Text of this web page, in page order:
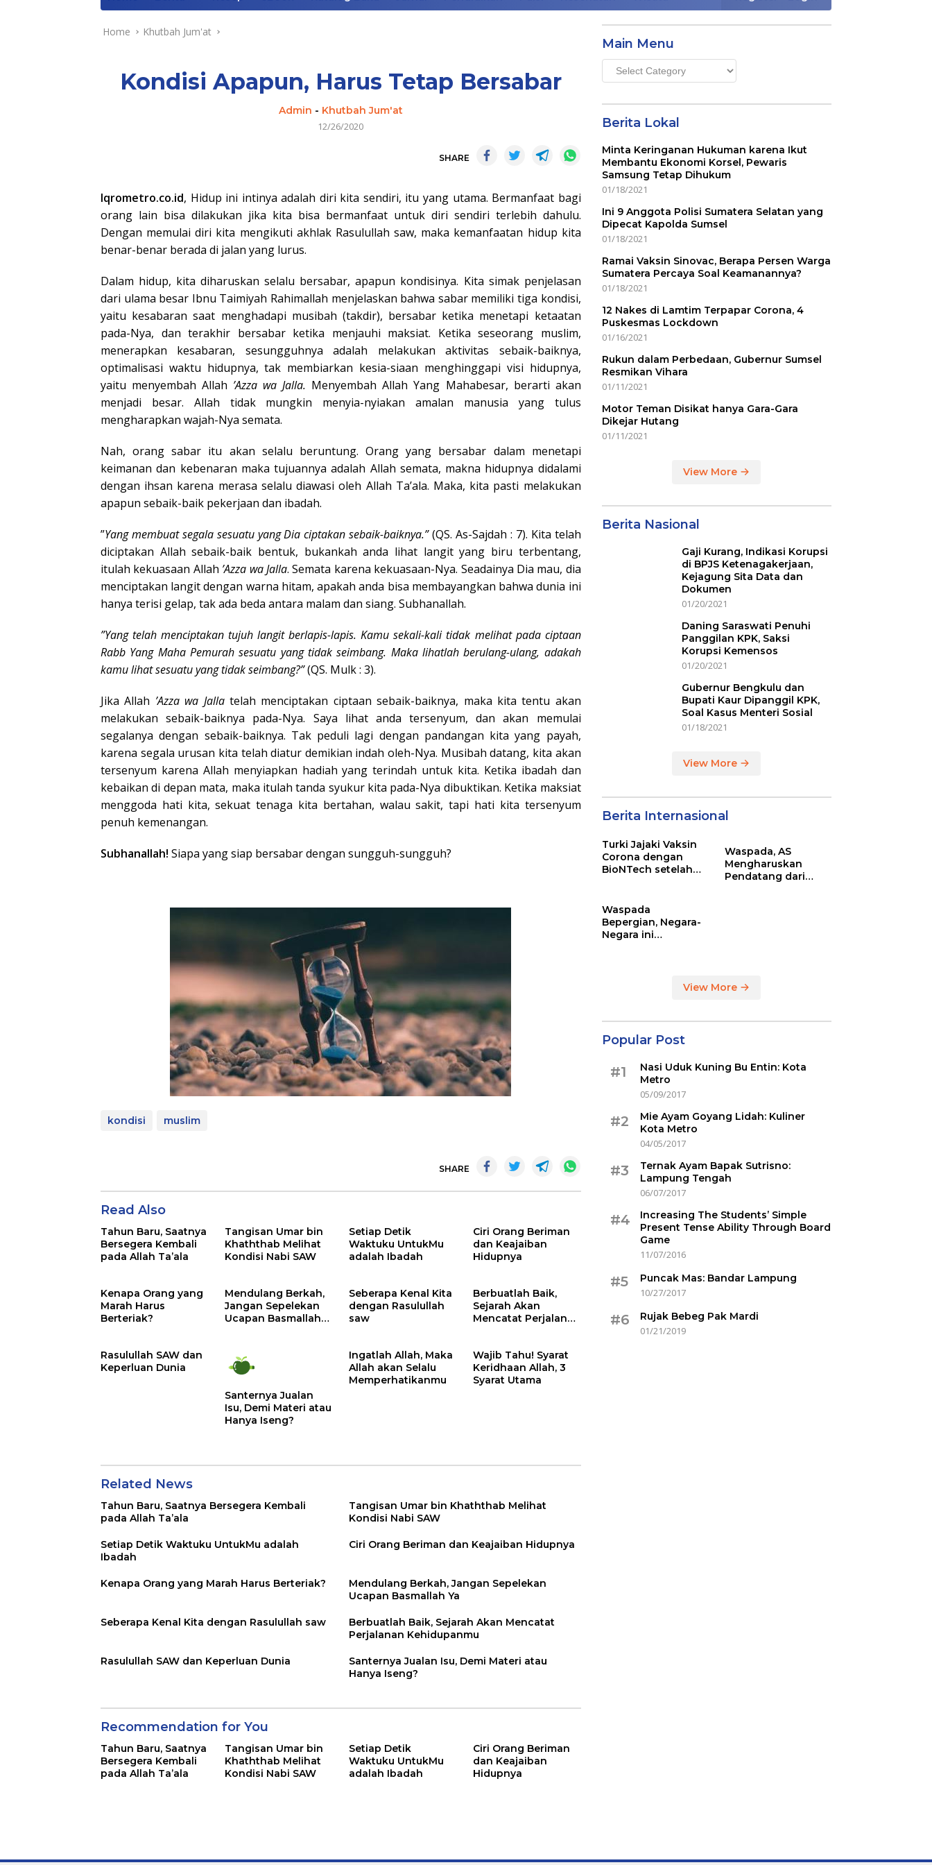
Home Khutbah Jum'at
Kondisi Apapun, Harus Tetap Bersabar
Admin - Khutbah Jum'at
12/26/2020
SHARE
Iqrometro.co.id, Hidup ini intinya adalah diri kita sendiri, itu yang utama. Bermanfaat bagi
orang lain bisa dilakukan jika kita bisa bermanfaat untuk diri sendiri terlebih dahulu.
Dengan memulai diri kita mengikuti akhlak Rasulullah saw, maka kemanfaatan hidup kita
benar-benar berada di jalan yang lurus.
Dalam hidup, kita diharuskan selalu bersabar, apapun kondisinya. Kita simak penjelasan
dari ulama besar Ibnu Taimiyah Rahimallah menjelaskan bahwa sabar memiliki tiga kondisi,
yaitu kesabaran saat menghadapi musibah (takdir), bersabar ketika menetapi ketaatan
pada-Nya, dan terakhir bersabar ketika menjauhi maksiat. Ketika seseorang muslim,
menerapkan kesabaran, sesungguhnya adalah melakukan aktivitas sebaik-baiknya,
optimalisasi waktu hidupnya, tak membiarkan kesia-siaan menghinggapi visi hidupnya,
yaitu menyembah Allah ’Azza wa Jalla. Menyembah Allah Yang Mahabesar, berarti akan
menjadi besar. Allah tidak mungkin menyia-nyiakan amalan manusia yang tulus
mengharapkan wajah-Nya semata.
Nah, orang sabar itu akan selalu beruntung. Orang yang bersabar dalam menetapi
keimanan dan kebenaran maka tujuannya adalah Allah semata, makna hidupnya didalami
dengan ihsan karena merasa selalu diawasi oleh Allah Ta’ala. Maka, kita pasti melakukan
apapun sebaik-baik pekerjaan dan ibadah.
”Yang membuat segala sesuatu yang Dia ciptakan sebaik-baiknya.”(QS. As-Sajdah : 7). Kita telah
diciptakan Allah sebaik-baik bentuk, bukankah anda lihat langit yang biru terbentang,
itulah kekuasaan Allah ’Azza wa Jalla. Semata karena kekuasaan-Nya. Seadainya Dia mau, dia
menciptakan langit dengan warna hitam, apakah anda bisa membayangkan bahwa dunia ini
hanya terisi gelap, tak ada beda antara malam dan siang. Subhanallah.
”Yang telah menciptakan tujuh langit berlapis-lapis. Kamu sekali-kali tidak melihat pada ciptaan
Rabb Yang Maha Pemurah sesuatu yang tidak seimbang. Maka lihatlah berulang-ulang, adakah
kamu lihat sesuatu yang tidak seimbang?”(QS. Mulk : 3).
Jika Allah ’Azza wa Jallatelah menciptakan ciptaan sebaik-baiknya, maka kita tentu akan
melakukan sebaik-baiknya pada-Nya. Saya lihat anda tersenyum, dan akan memulai
segalanya dengan sebaik-baiknya. Tak peduli lagi dengan pandangan kita yang payah,
karena segala urusan kita telah diatur demikian indah oleh-Nya. Musibah datang, kita akan
tersenyum karena Allah menyiapkan hadiah yang terindah untuk kita. Ketika ibadah dan
kebaikan di depan mata, maka itulah tanda syukur kita pada-Nya dibuktikan. Ketika maksiat
menggoda hati kita, sekuat tenaga kita bertahan, walau sakit, tapi hati kita tersenyum
penuh kemenangan.
Subhanallah! Siapa yang siap bersabar dengan sungguh-sungguh?
kondisi muslim
SHARE
Read Also
Tahun Baru, Saatnya
Bersegera Kembali
pada Allah Ta’ala
Tangisan Umar bin
Khaththab Melihat
Kondisi Nabi SAW
Setiap Detik
Waktuku UntukMu
adalah Ibadah
Ciri Orang Beriman
dan Keajaiban
Hidupnya
Kenapa Orang yang
Marah Harus
Berteriak?
Mendulang Berkah,
Jangan Sepelekan
Ucapan Basmallah
Seberapa Kenal Kita
dengan Rasulullah
saw
Berbuatlah Baik,
Sejarah Akan
Mencatat Perjalanan
Rasulullah SAW dan
Keperluan Dunia
Santernya Jualan
Isu, Demi Materi atau
Hanya Iseng?
Ingatlah Allah, Maka
Allah akan Selalu
Memperhatikanmu
Wajib Tahu! Syarat
Keridhaan Allah, 3
Syarat Utama
Related News
Tahun Baru, Saatnya Bersegera Kembali
pada Allah Ta’ala
Tangisan Umar bin Khaththab Melihat
Kondisi Nabi SAW
Setiap Detik Waktuku UntukMu adalah
Ibadah
Ciri Orang Beriman dan Keajaiban Hidupnya
Kenapa Orang yang Marah Harus Berteriak?
Mendulang Berkah, Jangan Sepelekan
Ucapan Basmallah Ya
Seberapa Kenal Kita dengan Rasulullah saw
Berbuatlah Baik, Sejarah Akan Mencatat
Perjalanan Kehidupanmu
Rasulullah SAW dan Keperluan Dunia
Santernya Jualan Isu, Demi Materi atau
Hanya Iseng?
Recommendation for You
Tahun Baru, Saatnya
Bersegera Kembali
pada Allah Ta’ala
Tangisan Umar bin
Khaththab Melihat
Kondisi Nabi SAW
Setiap Detik
Waktuku UntukMu
adalah Ibadah
Ciri Orang Beriman
dan Keajaiban
Hidupnya
Main Menu
Main
Menu
Berita Lokal
Minta Keringanan Hukuman karena Ikut
Membantu Ekonomi Korsel, Pewaris
Samsung Tetap Dihukum
01/18/2021
Ini 9 Anggota Polisi Sumatera Selatan yang
Dipecat Kapolda Sumsel
01/18/2021
Ramai Vaksin Sinovac, Berapa Persen Warga
Sumatera Percaya Soal Keamanannya?
01/18/2021
12 Nakes di Lamtim Terpapar Corona, 4
Puskesmas Lockdown
01/16/2021
Rukun dalam Perbedaan, Gubernur Sumsel
Resmikan Vihara
01/11/2021
Motor Teman Disikat hanya Gara-Gara
Dikejar Hutang
01/11/2021
View More
Berita Nasional
Gaji Kurang, Indikasi Korupsi
di BPJS Ketenagakerjaan,
Kejagung Sita Data dan
Dokumen
01/20/2021
Daning Saraswati Penuhi
Panggilan KPK, Saksi
Korupsi Kemensos
01/20/2021
Gubernur Bengkulu dan
Bupati Kaur Dipanggil KPK,
Soal Kasus Menteri Sosial
01/18/2021
View More
Berita Internasional
Turki Jajaki Vaksin
Corona dengan
BioNTech setelah
Waspada, AS
Mengharuskan
Pendatang dari
Waspada
Bepergian, Negara-
Negara ini
View More
Popular Post
#1
Nasi Uduk Kuning Bu Entin: Kota
Metro
05/09/2017
#2
Mie Ayam Goyang Lidah: Kuliner
Kota Metro
04/05/2017
#3
Ternak Ayam Bapak Sutrisno:
Lampung Tengah
06/07/2017
#4
Increasing The Students’ Simple
Present Tense Ability Through Board
Game
11/07/2016
#5
Puncak Mas: Bandar Lampung
10/27/2017
#6
Rujak Bebeg Pak Mardi
01/21/2019